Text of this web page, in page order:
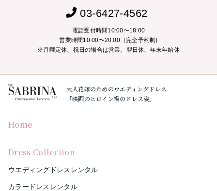
03-6427-4562
電話受付時間10:00〜18:00
営業時間10:00〜20:00（完全予約制)
※月曜定休、祝日の場合は営業。翌日休、年末年始休
大人花嫁のためのウエディングドレス
「映画のヒロイン級のドレス姿」
Home
Dress Collection
ウエディングドレスレンタル
カラードレスレンタル